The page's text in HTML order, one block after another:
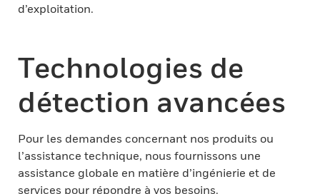
d’exploitation.
Technologies de
détection avancées
Pour les demandes concernant nos produits ou
l’assistance technique, nous fournissons une
assistance globale en matière d’ingénierie et de
services pour répondre à vos besoins.